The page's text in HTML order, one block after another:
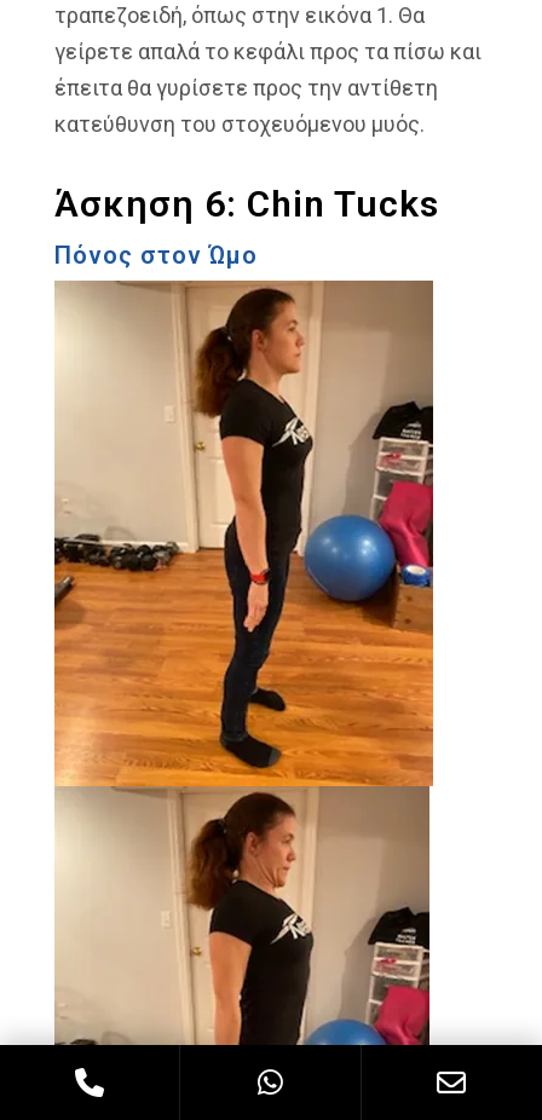
τραπεζοειδή, όπως στην εικόνα 1. Θα
γείρετε απαλά το κεφάλι προς τα πίσω και
έπειτα θα γυρίσετε προς την αντίθετη
κατεύθυνση του στοχευόμενου μυός.
Άσκηση 6: Chin Tucks
Πόνος στον Ώμο